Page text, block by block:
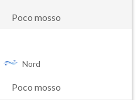
Poco mosso
Nord
Poco mosso